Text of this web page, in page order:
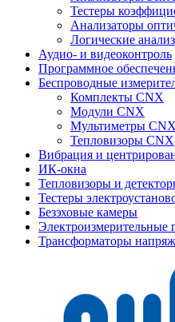
Тестеры
Анализаторы
Логические
Аудио- и видеоконтроль
Программное
Беспроводные
Комплекты CNX
Модули CNX
Мультиметры CNX
Тепловизоры CNX
Вибрация и
ИК-окна
Тепловизоры и
Тестеры
Безэховые камеры
Электроизмерительные
Трансформаторы